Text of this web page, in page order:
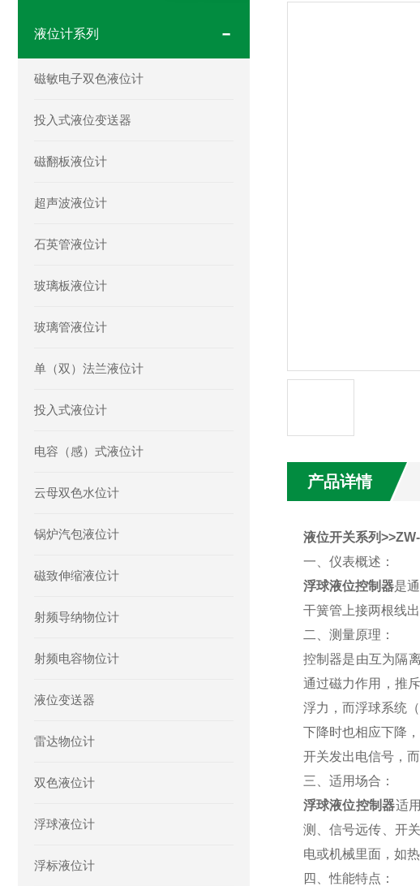
液位计系列
磁敏电子双色液位计
投入式液位变送器
磁翻板液位计
超声波液位计
石英管液位计
玻璃板液位计
玻璃管液位计
单（双）法兰液位计
投入式液位计
电容（感）式液位计
云母双色水位计
锅炉汽包液位计
磁致伸缩液位计
射频导纳物位计
射频电容物位计
液位变送器
雷达物位计
双色液位计
浮球液位计
浮标液位计
产品详情
液位开关系列
一、仪表概述：
浮球液位控制器是
干簧管上接两根线
二、测量原理：
控制器是由互为隔
通过磁力作用，推
浮力，而浮球系统
下降时也相应下降
开关发出电信号，
三、适用场合：
浮球液位控制器适
测、信号远传、开
电或机械里面，如
四、性能特点：